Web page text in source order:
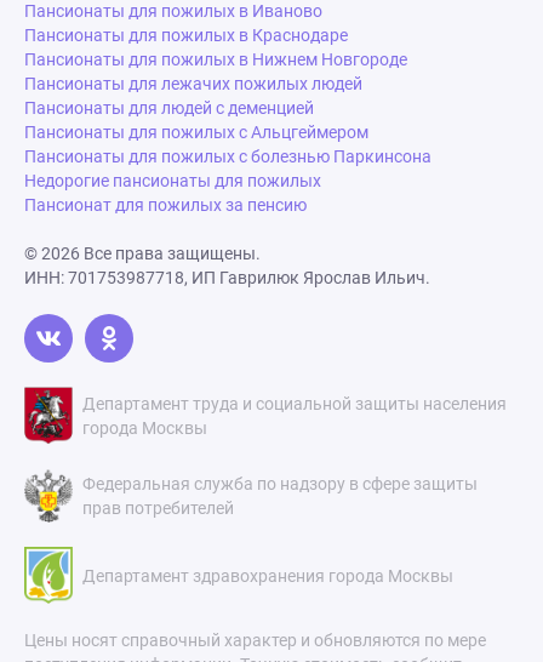
Пансионаты для пожилых в Иваново
Пансионаты для пожилых в Краснодаре
Пансионаты для пожилых в Нижнем Новгороде
Пансионаты для лежачих пожилых людей
Пансионаты для людей с деменцией
Пансионаты для пожилых с Альцгеймером
Пансионаты для пожилых с болезнью Паркинсона
Недорогие пансионаты для пожилых
Пансионат для пожилых за пенсию
© 2026 Все права защищены.
ИНН: 701753987718, ИП Гаврилюк Ярослав Ильич.
Департамент труда и социальной защиты населения
города Москвы
Федеральная служба по надзору в сфере защиты
прав потребителей
Департамент здравохранения города Москвы
Цены носят справочный характер и обновляются по мере